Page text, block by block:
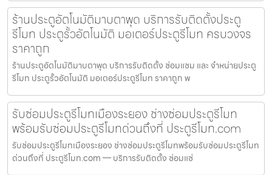
ร้านประตูอัตโนมัติมาบตาพุด บริการรับติดตั้งประตู
รีโมท ประตูรั้วอัตโนมัติ มอเตอร์ประตูรีโมท ครบวงจร
ราคาถูก
ร้านประตูอัตโนมัติมาบตาพุด บริการรับติดตั้ง ซ่อมแซม และ จำหน่ายประตู
รีโมท ประตูรั้วอัตโนมัติ มอเตอร์ประตูรีโมท ราคาถูก พ
รับซ่อมประตูรีโมทเมืองระยอง ช่างซ่อมประตูรีโมท
พร้อมรับซ่อมประตูรีโมทด่วนถึงที่ ประตูรีโมท.com
รับซ่อมประตูรีโมทเมืองระยอง ช่างซ่อมประตูรีโมทพร้อมรับซ่อมประตูรีโมท
ด่วนถึงที่ ประตูรีโมท.com — บริการรับติดตั้ง ซ่อมแซ่